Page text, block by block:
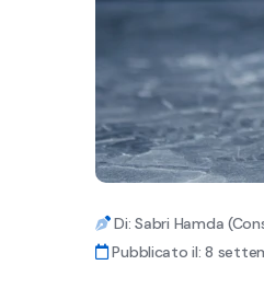
Di: Sabri Hamda
Pubblicato il: 8